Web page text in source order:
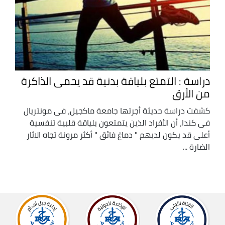
دراسة : التمتع بلياقة بدنية قد يحمى الذاكرة
من الأرق
كشفت دراسة حديثة أجرتها جامعة ماكجيل، فى مونتريال
فى كندا، أن الأفراد الذين يتمتعون بلياقة قلبية تنفسية
أعلى قد يكون لديهم " دماغ فائق " أكثر مرونة تجاه الاثار
الضارة ...